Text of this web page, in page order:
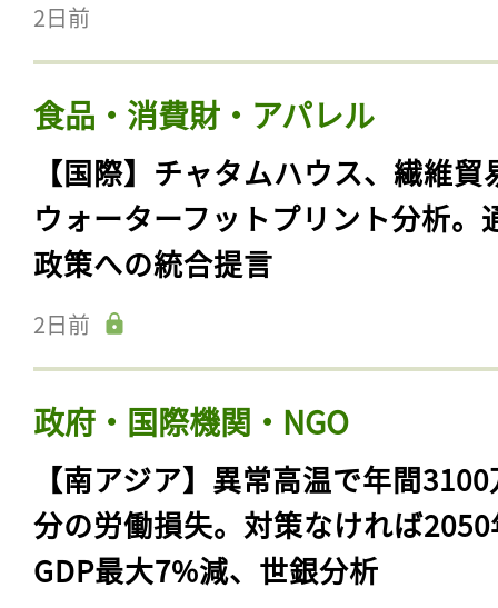
2日前
食品・消費財・アパレル
【国際】チャタムハウス、繊維貿
ウォーターフットプリント分析。
政策への統合提言
2日前
政府・国際機関・NGO
【南アジア】異常高温で年間
分の労働損失。対策なければ
GDP最大7%減、世銀分析